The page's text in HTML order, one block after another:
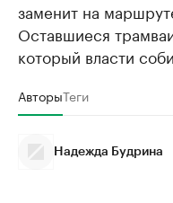
заменит на
Оставшиеся
который власти
АвторыТеги
Надежда Будрина